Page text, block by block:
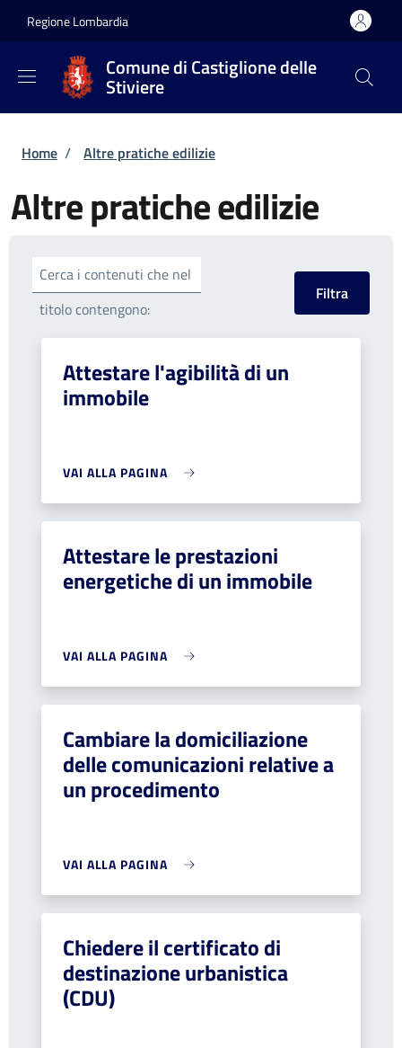
Regione Lombardia
Comune di Castiglione delle
Stiviere
Briciole di pane
Home / Altre pratiche edilizie
Altre pratiche edilizie
Cerca i contenuti che nel
titolo contengono:
Attestare l'agibilità di un
immobile
VAI ALLA PAGINA
Attestare le prestazioni
energetiche di un immobile
VAI ALLA PAGINA
Cambiare la domiciliazione
delle comunicazioni relative a
un procedimento
VAI ALLA PAGINA
Chiedere il certificato di
destinazione urbanistica
(CDU)